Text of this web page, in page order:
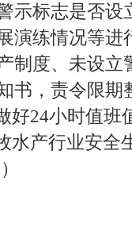
示标志是否设
演练情况等进
制度、未设立
书，责令限期
好24小时值班
水产行业安全